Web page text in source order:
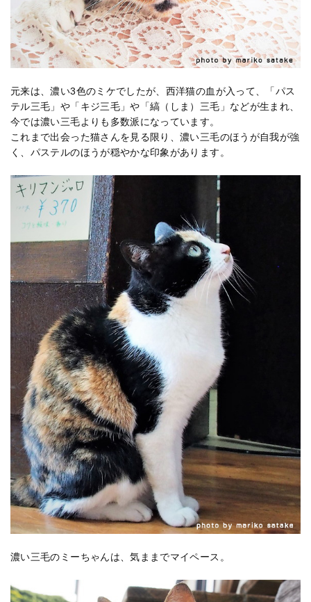
元来は、濃い3色のミケでしたが、西洋猫の血が入って、「パス
テル三毛」や「キジ三毛」や「縞（しま）三毛」などが生まれ、
今では濃い三毛よりも多数派になっています。
これまで出会った猫さんを見る限り、濃い三毛のほうが自我が強
く、パステルのほうが穏やかな印象があります。
濃い三毛のミーちゃんは、気ままでマイペース。